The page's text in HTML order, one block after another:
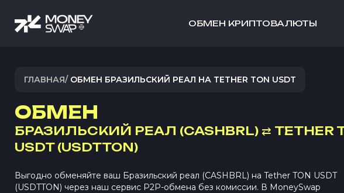
ОБМЕН КРИПТОВАЛЮТЫ
ГЛАВНАЯ/ ОБМЕН БРАЗИЛЬСКИЙ РЕАЛ НА TETHER TON USDT
ОБМЕН
БРАЗИЛЬСКИЙ РЕАЛ (CASHBRL) ⇄ TETHER
USDT (USDTTON)
Выгодно обменяйте ваш Бразильский реал (CASHBRL) на Tether TON USDT
(USDTTON) через наш сервис P2P-обмена без комиссии. В MoneySwap